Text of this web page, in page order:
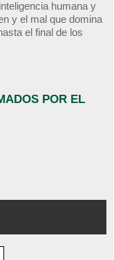
humana y
y el mal que domina
el final de los
POR EL